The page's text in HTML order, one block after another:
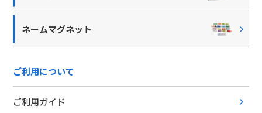
ネームマグネット
ご利用について
ご利用ガイド